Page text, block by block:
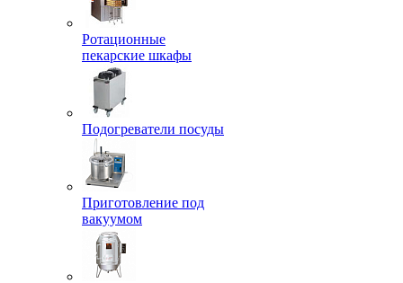
Ротационные
пекарские шкафы
Подогреватели посуды
Приготовление под
вакуумом